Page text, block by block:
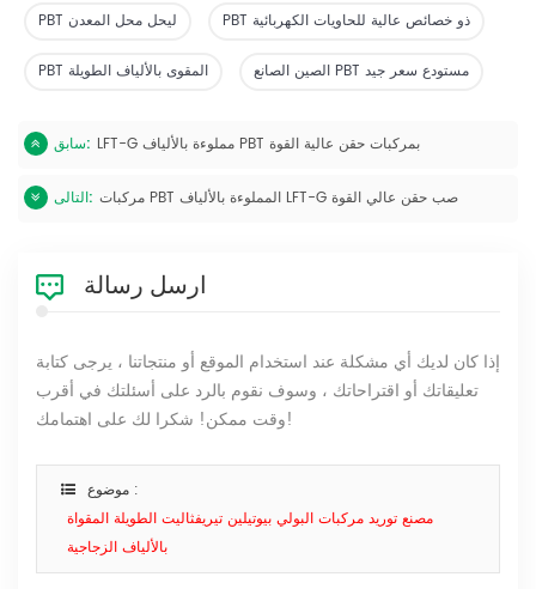
PBT ليحل محل المعدن PBT ذو خصائص عالية للحاويات الكهربائية
PBT المقوى بالألياف الطويلة الصين الصانع PBT مستودع سعر جيد
سابق: LFT-G مملوءة بالألياف PBT بمركبات حقن عالية القوة
التالى: مركبات PBT المملوءة بالألياف LFT-G صب حقن عالي القوة
ارسل رسالة
إذا كان لديك أي مشكلة عند استخدام الموقع أو منتجاتنا ، يرجى كتابة
تعليقاتك أو اقتراحاتك ، وسوف نقوم بالرد على أسئلتك في أقرب
وقت ممكن! شكرا لك على اهتمامك!
موضوع :
مصنع توريد مركبات البولي بيوتيلين تيريفثاليت الطويلة المقواة
بالألياف الزجاجية